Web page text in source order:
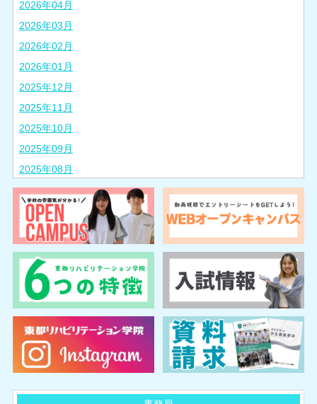
2026年04月
2026年03月
2026年02月
2026年01月
2025年12月
2025年11月
2025年10月
2025年09月
2025年08月
2025年07月
2025年06月
2025年05月
2025年04月
2025年03月
2025年02月
2024年08月
2024年07月
2024年06月
2024年05月